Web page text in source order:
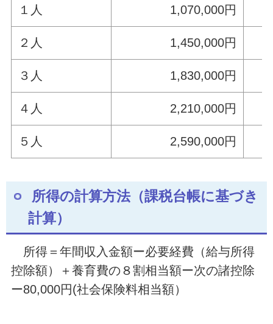
１人 1,070,000円
２人 1,450,000円
３人 1,830,000円
４人 2,210,000円
５人 2,590,000円
所得の計算方法（課税台帳に基づき
計算）
所得＝年間収入金額ー必要経費（給与所得
控除額）＋養育費の８割相当額ー次の諸控除
ー80,000円(社会保険料相当額）